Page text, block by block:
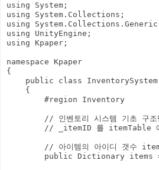
using System;
using System.Collections;
using
using UnityEngine;
using Kpaper;
namespace Kpaper
{
public class
    {
        #region Inventory
// 인벤토리 시스템 기초 구조
// _itemID 를 itemTable 에
// 아이템의 아이디 갯수
        public Dictionary
items